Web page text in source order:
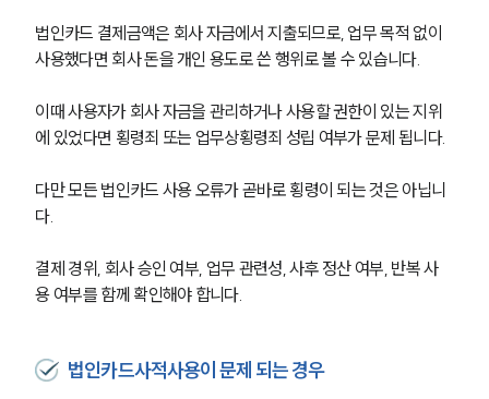
법인카드 결제금액은 회사 자금에서 지출되므로, 업무 목적 없이
사용했다면 회사 돈을 개인 용도로 쓴 행위로 볼 수 있습니다.
이때 사용자가 회사 자금을 관리하거나 사용할 권한이 있는 지위
에 있었다면 횡령죄 또는 업무상횡령죄 성립 여부가 문제 됩니다.
다만 모든 법인카드 사용 오류가 곧바로 횡령이 되는 것은 아닙니
다.
결제 경위, 회사 승인 여부, 업무 관련성, 사후 정산 여부, 반복 사
용 여부를 함께 확인해야 합니다.
법인카드사적사용이 문제 되는 경우